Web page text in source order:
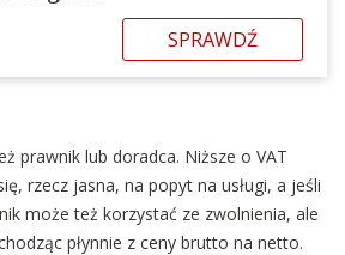
SPRAWDŹ
prawnik lub doradca. Niższe o VAT
rzecz jasna, na popyt na usługi, a jeśli
może też korzystać ze zwolnienia, ale
płynnie z ceny brutto na netto.